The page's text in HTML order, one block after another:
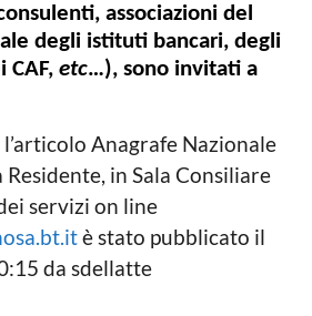
associazioni del
degli istituti bancari, degli
CAF, etc…), sono invitati a
Anagrafe Nazionale
in Sala Consiliare
servizi on line
è stato pubblicato il
da sdellatte